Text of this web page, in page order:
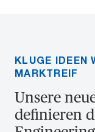
KLUGE IDEEN
MARKTREIF
Unsere
definieren